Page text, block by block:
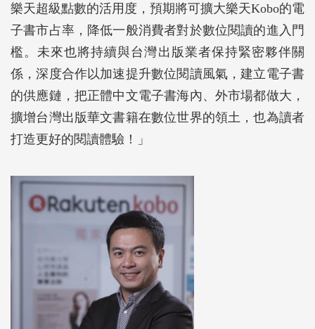
樂天超級點數的活用度，預期將可擴大樂天Kobo的電
子書市占率，降低一般消費者對於數位閱讀的進入門
檻。未來也將持續與台灣出版業者保持緊密夥伴關
係，深度合作以加速提升數位閱讀風氣，建立電子書
的供應鏈，把正體中文電子書海內、外市場都做大，
擴增台灣出版華文書籍在數位世界的領土，也為讀者
打造更好的閱讀體驗！」